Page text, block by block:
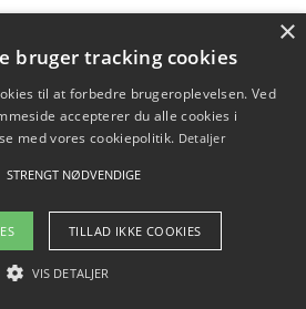
energispørgsmål om
Blog Betingelser
×
bruger tracking cookies
til at forbedre brugeroplevelsen. Ved
accepterer du alle cookies i
med vores cookiepolitik. Detaljer
STRENGT NØDVENDIGE
TILLAD IKKE COOKIES
VIS DETALJER